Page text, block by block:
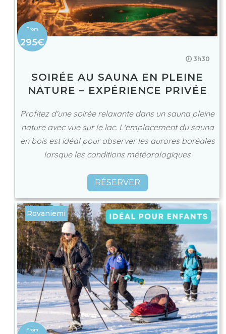
295€
🕖 3h30
SOIRÉE AU SAUNA EN PLEINE
NATURE – EXPÉRIENCE PRIVÉE
Profitez d'une soirée relaxante dans un sauna pleine
nature avec vue sur le lac. L'emplacement du sauna
en bois est idéal pour observer les aurores boréales
lorsque les conditions météorologiques
RÉSERVER
Rovaniemi